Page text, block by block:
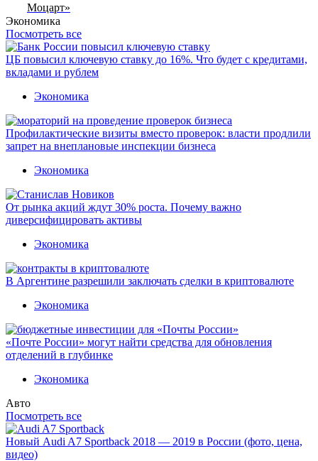
Моцарт»
Экономика
Посмотреть все
ЦБ повысил ключевую ставку до 16%. Что будет с кредитами,
вкладами и рублем
Экономика
Профилактические визиты вместо проверок: власти продлили
запрет на внеплановые инспекции бизнеса
Экономика
От рынка акций ждут 30% роста. Почему важно
диверсифицировать активы
Экономика
В Аргентине разрешили заключать сделки в криптовалюте
Экономика
«Почте России» могут найти средства для обновления
отделений в глубинке
Экономика
Авто
Посмотреть все
Новый Audi A7 Sportback 2018 — 2019 в России (фото, цена,
видео)